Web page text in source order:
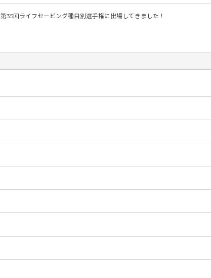
第35回ライフセービング種目別選手権に出場してきました！